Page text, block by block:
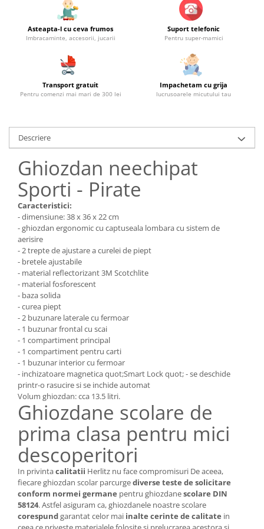
Asteapta-l cu ceva frumos
Imbracaminte, accesorii, jucarii
Suport telefonic
Pentru super-mamici
Transport gratuit
Pentru comenzi mai mari de 300 lei
Impachetam cu grija
lucrusoarele micutului tau
Descriere
Ghiozdan neechipat
Sporti - Pirate
Caracteristici:
- dimensiune: 38 x 36 x 22 cm
- ghiozdan ergonomic cu captuseala lombara cu sistem de
aerisire
- 2 trepte de ajustare a curelei de piept
- bretele ajustabile
- material reflectorizant 3M Scotchlite
- material fosforescent
- baza solida
- curea piept
- 2 buzunare laterale cu fermoar
- 1 buzunar frontal cu scai
- 1 compartiment principal
- 1 compartiment pentru carti
- 1 buzunar interior cu fermoar
- inchizatoare magnetica quot;Smart Lock quot; - se deschide
printr-o rasucire si se inchide automat
Volum ghiozdan: cca 13.5 litri.
Ghiozdane scolare de
prima clasa pentru mici
descoperitori
In privintacalitatii Herlitz nu face compromisuri De aceea,
fiecare ghiozdan scolar parcurgediverse teste de solicitare
conform normei germane pentru ghiozdanescolare DIN
58124. Astfel asiguram ca, ghiozdanele noastre scolare
corespundgarantat celor mai inalte cerinte de calitate in